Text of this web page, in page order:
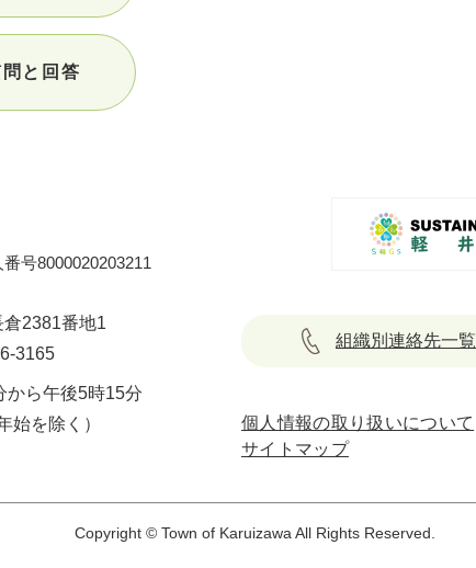
と回答
号8000020203211
2381番地1
3165
から午後5時15分
始を除く）
組織別連絡先一覧
個人情報の取り扱いについて
サイトマップ
Copyright © Town of Karuizawa All Rights Reserved.